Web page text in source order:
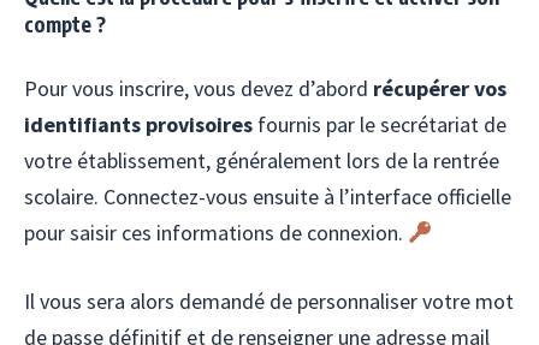
compte ?
Pour vous inscrire, vous devez d’abord récupérer vos
identifiants provisoires fournis par le secrétariat de
votre établissement, généralement lors de la rentrée
scolaire. Connectez-vous ensuite à l’interface officielle
pour saisir ces informations de connexion.
Il vous sera alors demandé de personnaliser votre mot
de passe définitif et de renseigner une adresse mail